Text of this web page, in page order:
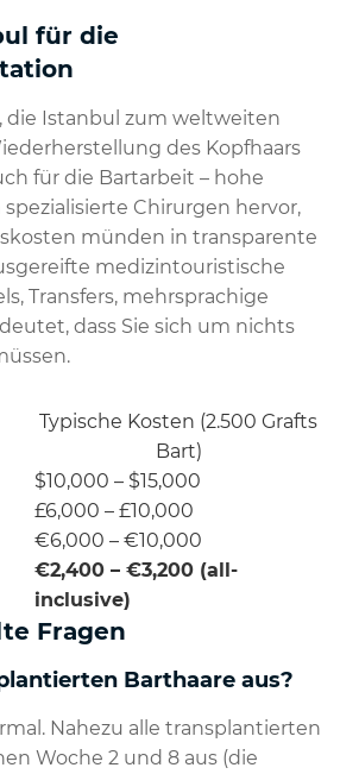
für die
die Istanbul zum weltweiten
des Kopfhaars
für die Bartarbeit – hohe
Chirurgen hervor,
münden in transparente
medizintouristische
Transfers, mehrsprachige
dass Sie sich um nichts
Typische Kosten (2.500 Grafts
Bart)
$10,000 – $15,000
£6,000 – £10,000
€6,000 – €10,000
€2,400 – €3,200 (all-
inclusive)
Fragen
Barthaare aus?
Nahezu alle transplantierten
Woche 2 und 8 aus (die